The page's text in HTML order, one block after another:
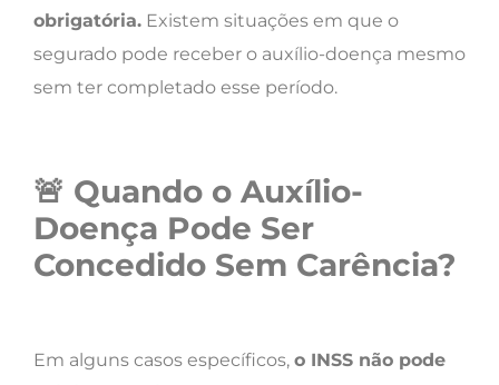
obrigatória. Existem situações em que o
segurado pode receber o auxílio-doença mesmo
sem ter completado esse período.
🚨 Quando o Auxílio-
Doença Pode Ser
Concedido Sem Carência?
Em alguns casos específicos, o INSS não pode